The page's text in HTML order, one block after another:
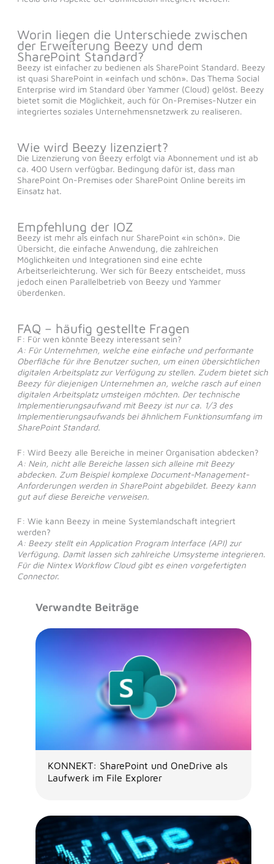
Worin liegen die Unterschiede zwischen
der Erweiterung Beezy und dem
SharePoint Standard?
Beezy ist einfacher zu bedienen als SharePoint Standard. Beezy
ist quasi SharePoint in «einfach und schön». Das Thema Social
Enterprise wird im Standard über Yammer (Cloud) gelöst. Beezy
bietet somit die Möglichkeit, auch für On-Premises-Nutzer ein
integriertes soziales Unternehmensnetzwerk zu realiseren.
Wie wird Beezy lizenziert?
Die Lizenzierung von Beezy erfolgt via Abonnement und ist ab
ca. 400 Usern verfügbar. Bedingung dafür ist, dass man
SharePoint On-Premises oder SharePoint Online bereits im
Einsatz hat.
Empfehlung der IOZ
Beezy ist mehr als einfach nur SharePoint «in schön». Die
Übersicht, die einfache Anwendung, die zahlreichen
Möglichkeiten und Integrationen sind eine echte
Arbeitserleichterung. Wer sich für Beezy entscheidet, muss
jedoch einen Parallelbetrieb von Beezy und Yammer
überdenken.
FAQ – häufig gestellte Fragen
F: Für wen könnte Beezy interessant sein?
A: Für Unternehmen, welche eine einfache und performante
Oberfläche für ihre Benutzer suchen, um einen übersichtlichen
digitalen Arbeitsplatz zur Verfügung zu stellen. Zudem bietet sich
Beezy für diejenigen Unternehmen an, welche rasch auf einen
digitalen Arbeitsplatz umsteigen möchten. Der technische
Implementierungsaufwand mit Beezy ist nur ca. 1/3 des
Implementierungsaufwands bei ähnlichem Funktionsumfang im
SharePoint Standard.
F: Wird Beezy alle Bereiche in meiner Organisation abdecken?
A: Nein, nicht alle Bereiche lassen sich alleine mit Beezy
abdecken. Zum Beispiel komplexe Document-Management-
Anforderungen werden in SharePoint abgebildet. Beezy kann
gut auf diese Bereiche verweisen.
F: Wie kann Beezy in meine Systemlandschaft integriert
werden?
A: Beezy stellt ein Application Program Interface (API) zur
Verfügung. Damit lassen sich zahlreiche Umsysteme integrieren.
Für die Nintex Workflow Cloud gibt es einen vorgefertigten
Connector.
Verwandte Beiträge
KONNEKT: SharePoint und OneDrive als
Laufwerk im File Explorer